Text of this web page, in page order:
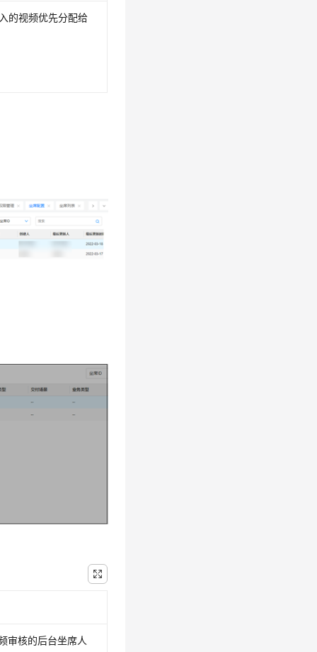
的视频优先分配给
审核的后台坐席人